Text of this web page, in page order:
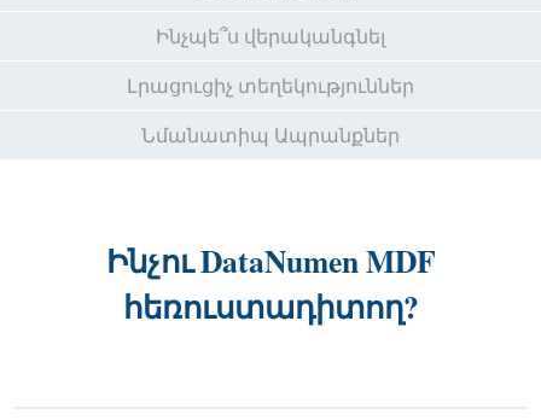
Ինչպե՞ս վերականգնել
Լրացուցիչ տեղեկություններ
Նմանատիպ Ապրանքներ
Ինչու DataNumen MDF
հեռուստադիտող?